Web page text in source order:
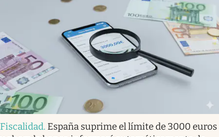
Fiscalidad. España suprime el límite de 3000 euros